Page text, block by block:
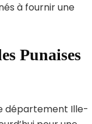
à fournir une
Punaises
département Ille-